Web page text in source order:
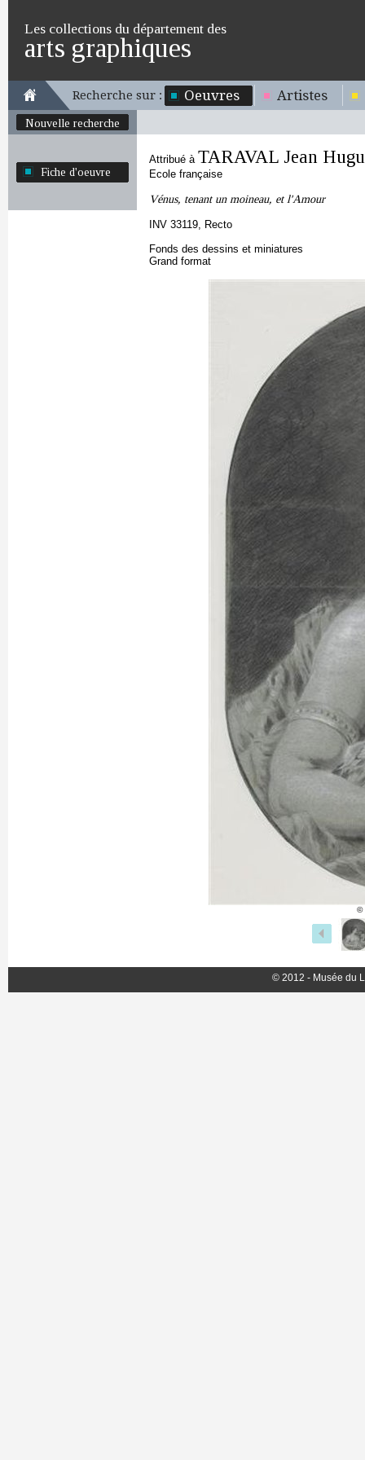
Les collections du département des
arts graphiques
Recherche sur : Oeuvres Artistes
Nouvelle recherche
Fiche d'oeuvre
Attribué à TARAVAL Jean
Ecole française
Vénus, tenant un moineau, et l'Amour
INV 33119, Recto
Fonds des dessins et miniatures
Grand format
©
© 2012 - Musée du